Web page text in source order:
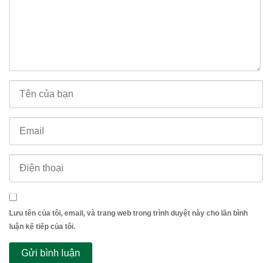
Lưu tên của tôi, email, và trang web trong trình duyệt này cho lần bình
luận kế tiếp của tôi.